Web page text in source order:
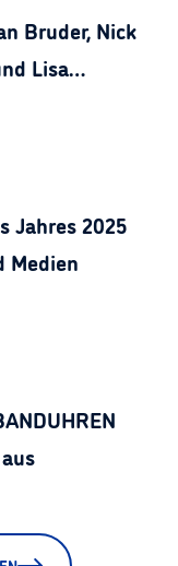
Bruder, Nick
Lisa
Jahres 2025
Medien